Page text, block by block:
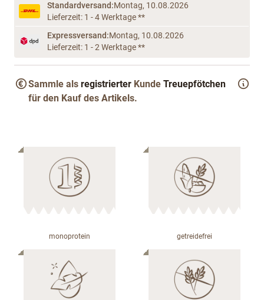
Standardversand:Montag, 10.08.2026
Lieferzeit: 1 - 4 Werktage **
Expressversand:Montag, 10.08.2026
Lieferzeit: 1 - 2 Werktage **
Sammle als registrierterKunde Treuepfötchen
für den Kauf des Artikels.
monoprotein getreidefrei